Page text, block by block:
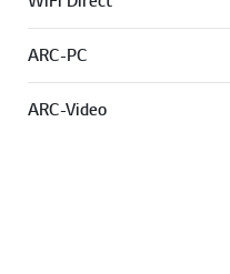
ARC-PC
ARC-Video